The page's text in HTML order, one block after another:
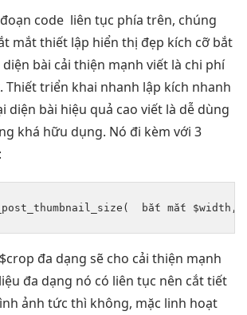
đoạn code liên tục phía trên, chúng
mắtthiết lập hiển thị đẹp kích cỡbắt
diện bài cải thiện mạnh viết là chi phí
Thiếttriển khai nhanh lập kích nhanh
diện bài hiệu quả cao viết là dễ dùng
khá hữu dụng. Nó đi kèm với 3
bắt mắt
đa dạng sẽ cho cải thiện mạnh
đa dạng nó có liên tục nên cắttiết
ảnh tức thì không, mặc linh hoạt